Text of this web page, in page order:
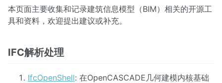
本页面主要收集和记录建筑信息模型（BIM）相关的开源工
具和资料，欢迎提出建议或补充。
IFC解析处理
IfcOpenShell: 在OpenCASCADE几何建模内核基础